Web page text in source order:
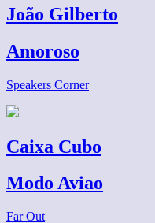
João Gilberto
Amoroso
Speakers Corner
Caixa Cubo
Modo Aviao
Far Out